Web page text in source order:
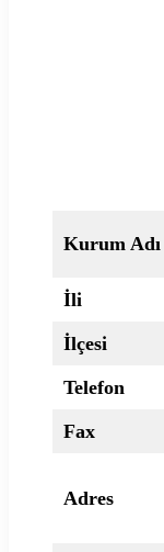
Kurum Adı
İli
İlçesi
Telefon
Fax
Adres